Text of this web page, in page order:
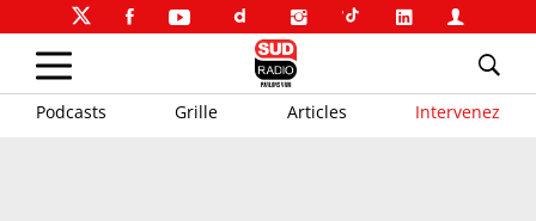
Podcasts Grille Articles Intervenez